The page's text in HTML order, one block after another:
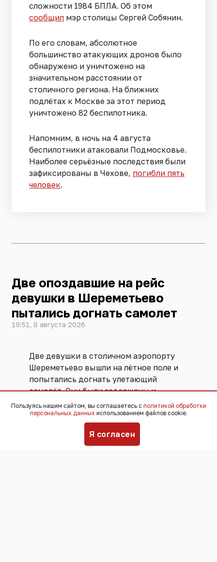
сложности 1984 БПЛА. Об этом
сообщил мэр столицы Сергей Собянин.
По его словам, абсолютное
большинство атакующих дронов было
обнаружено и уничтожено на
значительном расстоянии от
столичного региона. На ближних
подлётах к Москве за этот период
уничтожено 82 беспилотника.
Напомним, в ночь на 4 августа
беспилотники атаковали Подмосковье.
Наиболее серьёзные последствия были
зафиксированы в Чехове, погибли пять
человек.
Две опоздавшие на рейс
девушки в Шереметьево
пытались догнать самолет
19:51, 8 августа 2026
Две девушки в столичном аэропорту
Шереметьево вышли на лётное поле и
попытались догнать улетающий
самолёт. Они были задержаны и
переданы ФСБ. Угрозы безопасности
полётов не возникло, никто не
сообщилив пресс-службе
Пользуясь нашим сайтом, вы соглашаетесь с политикой обработки
персональных данных использованием файлов cookie.
Я согласен